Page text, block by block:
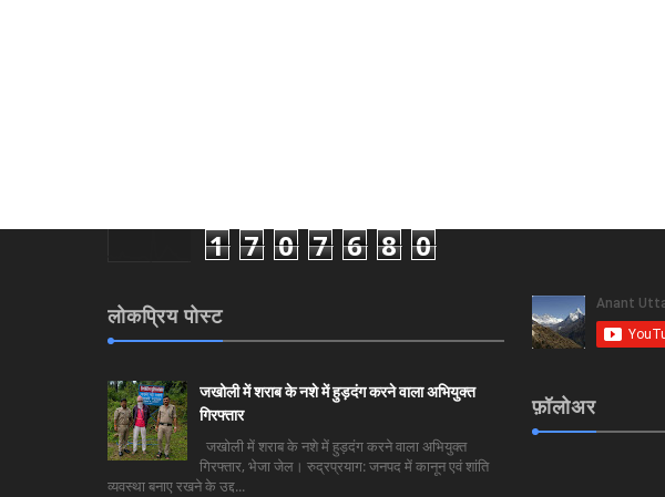
1 7 0 7 6 8 0
लोकप्रिय पोस्ट
जखोली में शराब के नशे में हुड़दंग करने वाला अभियुक्त
गिरफ्तार
जखोली में शराब के नशे में हुड़दंग करने वाला अभियुक्त
गिरफ्तार, भेजा जेल। रुद्रप्रयाग: जनपद में कानून एवं शांति
व्यवस्था बनाए रखने के उद्द...
फ़ॉलोअर